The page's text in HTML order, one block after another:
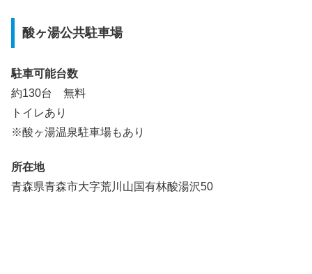
酸ヶ湯公共駐車場
駐車可能台数
約130台
無料
トイレあり
※酸ヶ湯温泉駐車場もあり
所在地
青森県青森市大字荒川山国有林酸湯沢50